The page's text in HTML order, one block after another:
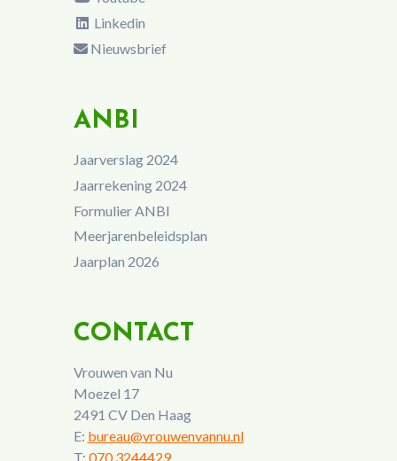
Linkedin
Nieuwsbrief
ANBI
Jaarverslag 2024
Jaarrekening 2024
Formulier ANBI
Meerjarenbeleidsplan
Jaarplan 2026
CONTACT
Vrouwen van Nu
Moezel 17
2491 CV Den Haag
E: bureau@vrouwenvannu.nl
T: 070 3244429